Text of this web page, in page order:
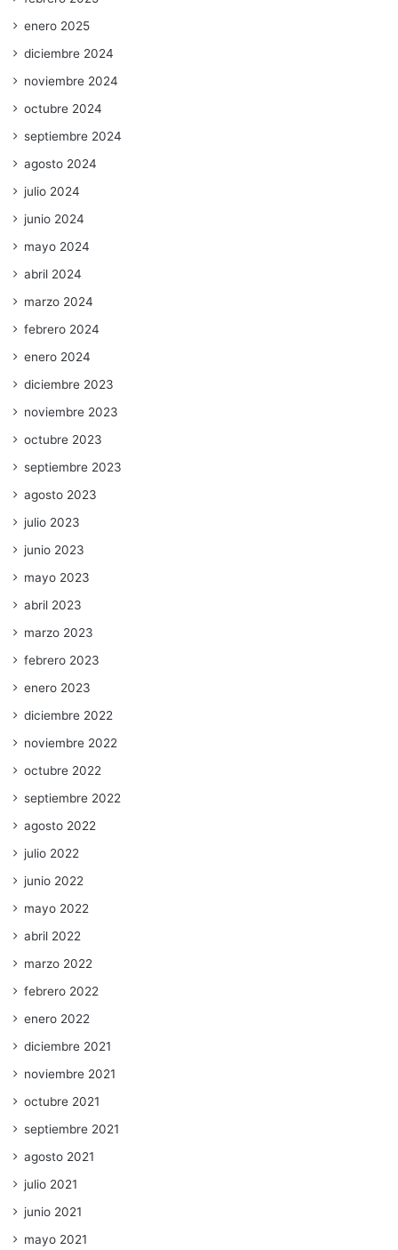
enero 2025
diciembre 2024
noviembre 2024
octubre 2024
septiembre 2024
agosto 2024
julio 2024
junio 2024
mayo 2024
abril 2024
marzo 2024
febrero 2024
enero 2024
diciembre 2023
noviembre 2023
octubre 2023
septiembre 2023
agosto 2023
julio 2023
junio 2023
mayo 2023
abril 2023
marzo 2023
febrero 2023
enero 2023
diciembre 2022
noviembre 2022
octubre 2022
septiembre 2022
agosto 2022
julio 2022
junio 2022
mayo 2022
abril 2022
marzo 2022
febrero 2022
enero 2022
diciembre 2021
noviembre 2021
octubre 2021
septiembre 2021
agosto 2021
julio 2021
junio 2021
mayo 2021